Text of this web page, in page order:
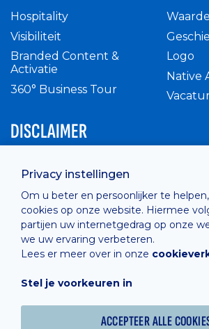
Privacy instellingen
Om u beter en persoonlijker te
cookies op onze website. Hiermee
partijen uw internetgedrag op onze
we uw ervaring verbeteren.
Lees er meer over in onze
Stel je voorkeuren in
ACCEPTEER ALLE
Hospitality
Visibiliteit
Branded Content &
Activatie
360° Business Tour
Logo
Native
DISCLAIMER
Privacy Policy
Cashless
verkoopsvoorwaarden
Cookie Policy
Hosted by Combell